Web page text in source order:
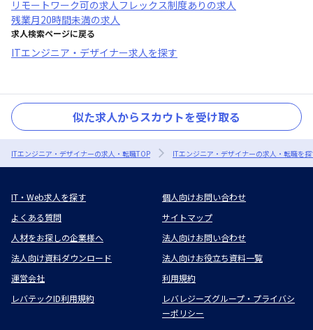
リモートワーク可の求人フレックス制度あり の求人
残業月20時間未満の求人
求人検索ページに戻る
ITエンジニア・デザイナー求人を探す
似た求人からスカウトを受け取る
ITエンジニア・デザイナーの求人・転職TOP ITエンジニア・デザイナーの求人・転職を
IT・Web求人を探す
個人向けお問い合わせ
よくある質問
サイトマップ
人材をお探しの企業様へ
法人向けお問い合わせ
法人向け資料ダウンロード
法人向けお役立ち資料一覧
運営会社
利用規約
レバテックID利用規約
レバレジーズグループ・プライバシ
ーポリシー